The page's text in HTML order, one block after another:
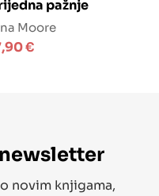
pažnje
Moore
€
novim knjigama,